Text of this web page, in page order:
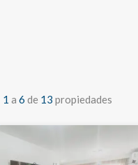
1 a 6 de 13 propiedades